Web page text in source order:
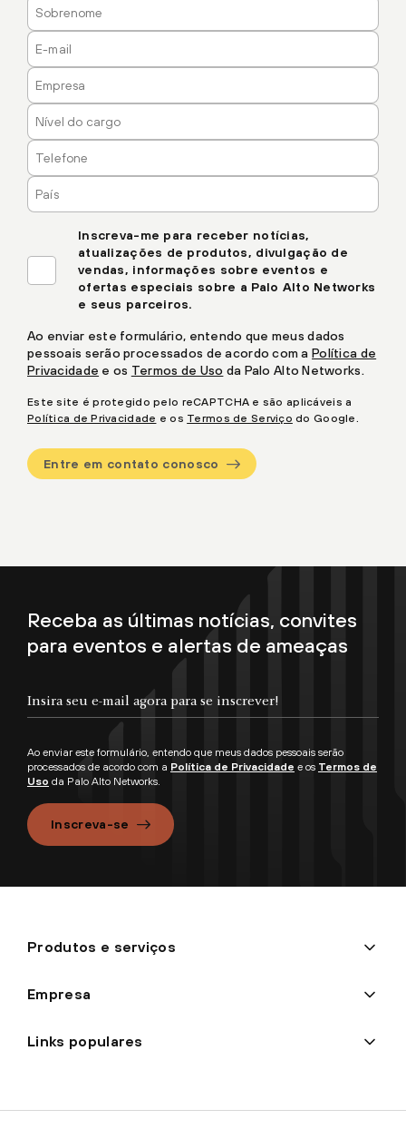
Inscreva-me para receber notícias,
atualizações de produtos, divulgação de
vendas, informações sobre eventos e
ofertas especiais sobre a Palo Alto Networks
e seus parceiros.
Ao enviar este formulário, entendo que meus dados
pessoais serão processados de acordo com aPolítica de
Privacidade e os Termos de Uso da Palo Alto Networks.
Este site é protegido pelo reCAPTCHA e são aplicáveis a
Política de Privacidade e os Termos de Serviço do Google.
Entre em contato conosco
Receba as últimas notícias, convites
para eventos e alertas de ameaças
Ao enviar este formulário, entendo que meus dados pessoais serão
processados de acordo com a Política de Privacidade e os Termos de
Uso da Palo Alto Networks.
Inscreva-se
Produtos e serviços
Empresa
Links populares